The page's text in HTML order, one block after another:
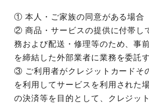
① 本人・ご家族の同意がある場合
② 商品・サービスの提供に付帯し
務および配送・修理等のため、事
を締結した外部業者に業務を委託
③ ご利用者がクレジットカードそ
を利用してサービスを利用された
の決済等を目的として、クレジッ